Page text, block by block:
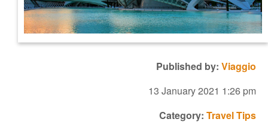
Published by: Viaggio
13 January 2021 1:26 pm
Category: Travel Tips